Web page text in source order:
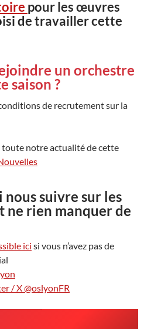
pour les œuvres
de travailler cette
un orchestre
saison ?
de recrutement sur la
toute notre actualité de cette
nous suivre sur les
ne rien manquer de
ici si vous n’avez pas de
/ X @oslyonFR